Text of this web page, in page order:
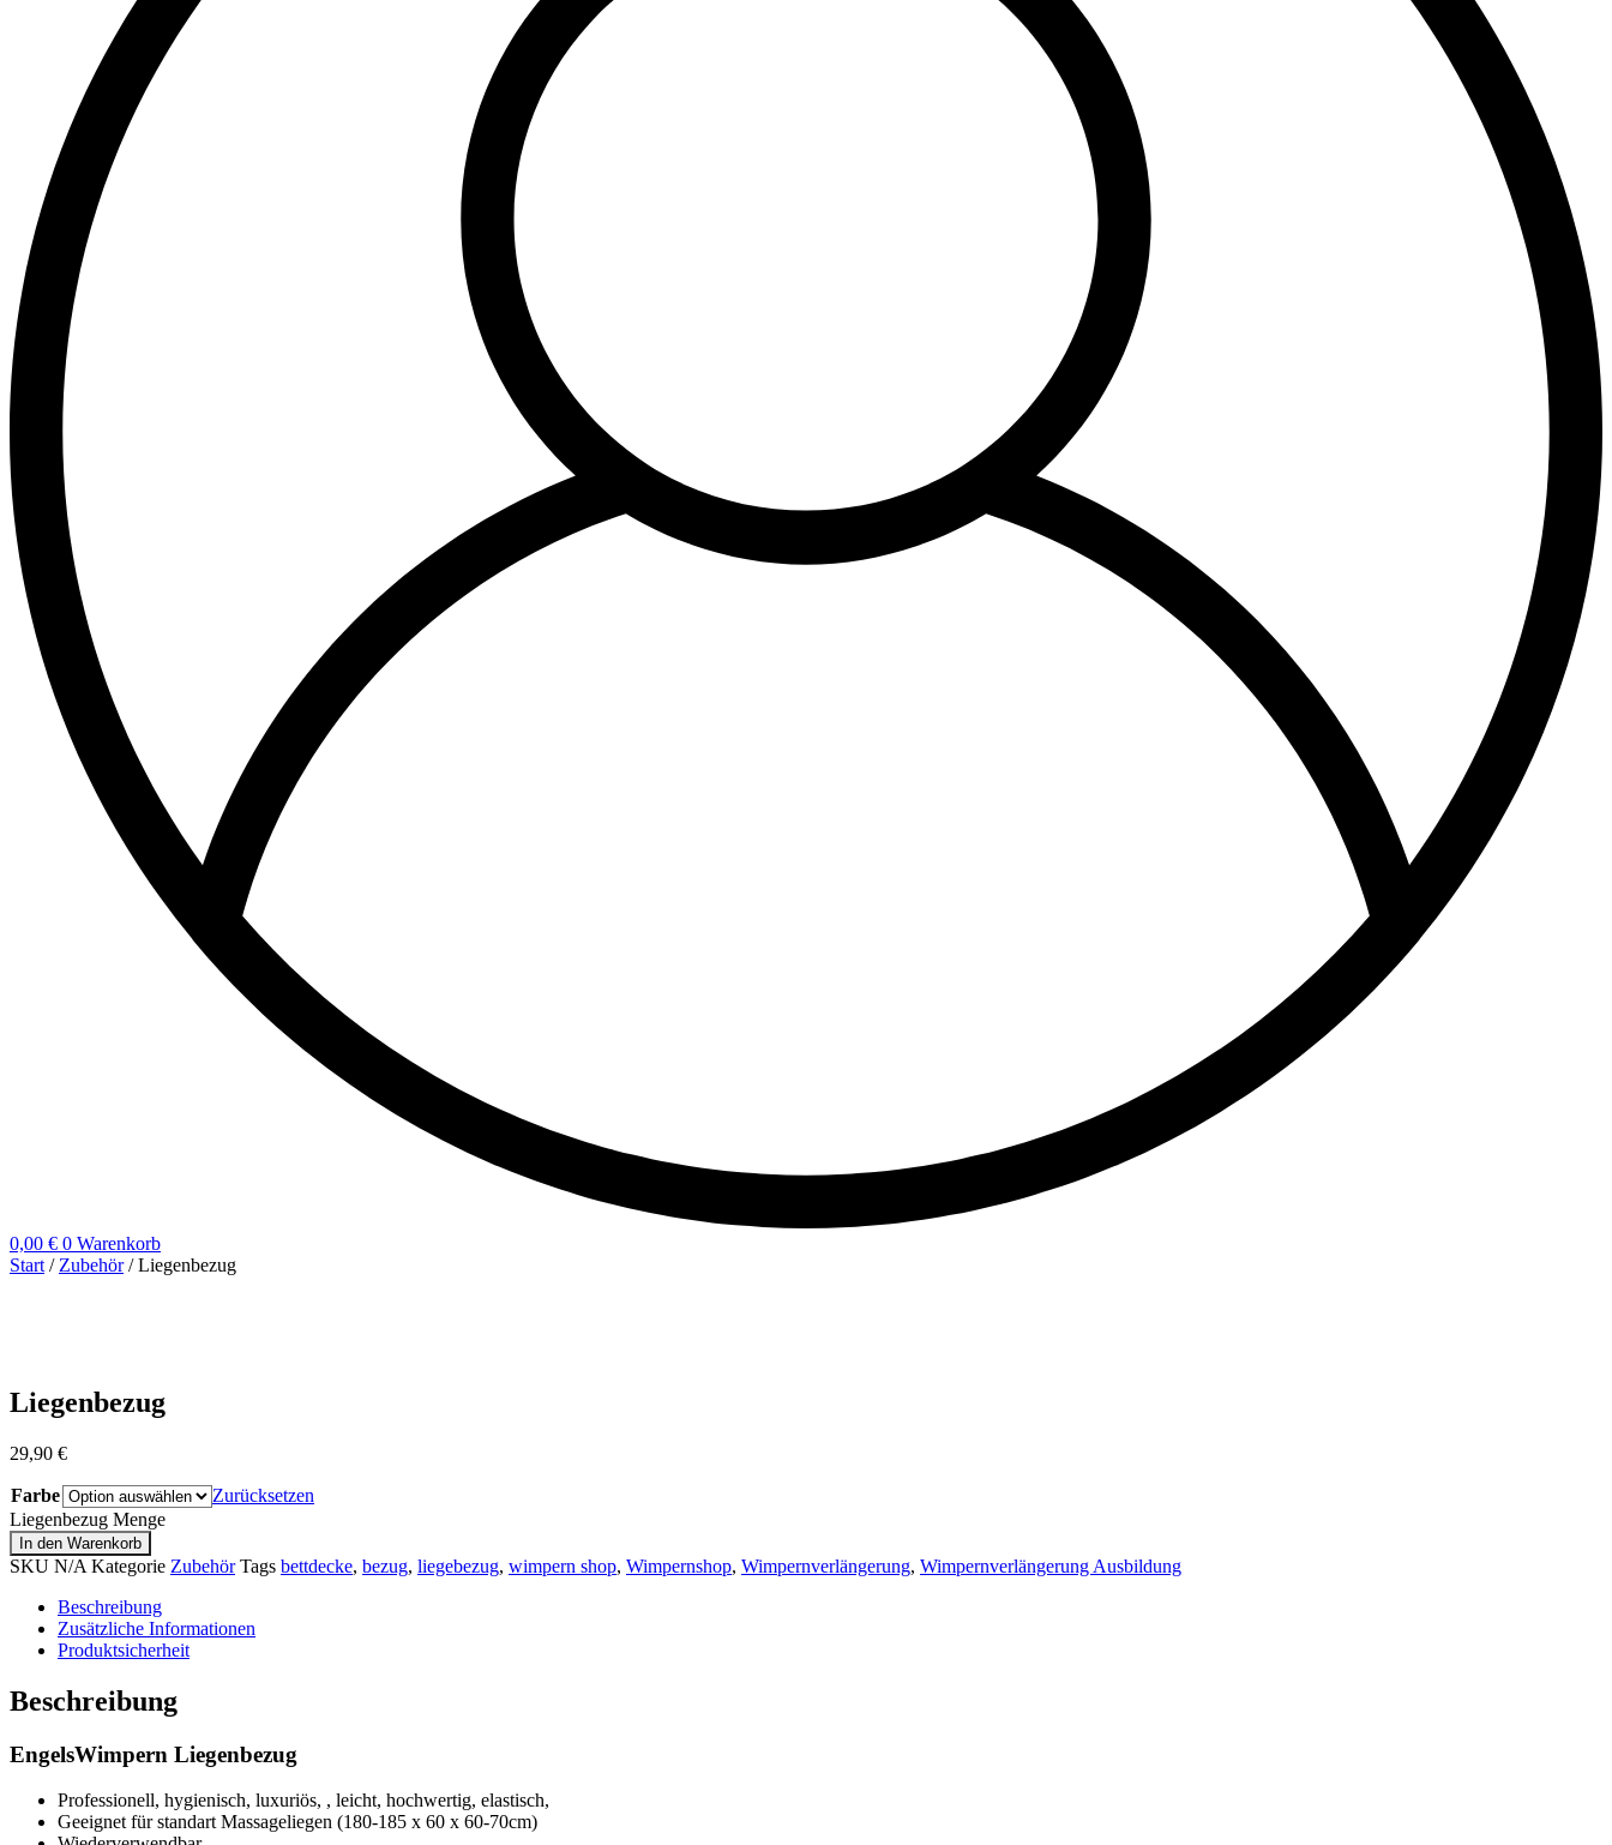
0,00 € 0 Warenkorb
Start / Zubehör/ Liegenbezug
Liegenbezug
29,90 €
Farbe
Zurücksetzen
Liegenbezug Menge
In den Warenkorb
SKU N/A Kategorie Zubehör Tags bettdecke, bezug, liegebezug, wimpern shop, Wimpernshop, Wimpernverlängerung, Wimpernverlängerung Ausbildung
Beschreibung
Zusätzliche Informationen
Produktsicherheit
Beschreibung
EngelsWimpern Liegenbezug
Professionell, hygienisch, luxuriös, , leicht, hochwertig, elastisch,
Geeignet für standart Massageliegen (180-185 x 60 x 60-70cm)